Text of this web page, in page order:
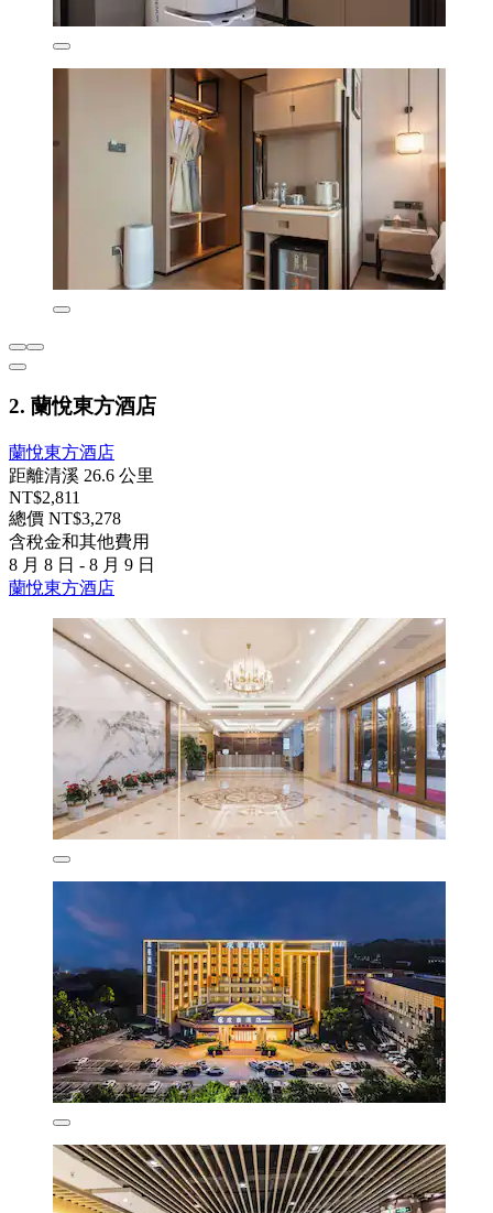
2. 蘭悅東方酒店
蘭悅東方酒店
距離清溪 26.6 公里
NT$2,811
總價 NT$3,278
含稅金和其他費用
8 月 8 日 - 8 月 9 日
蘭悅東方酒店